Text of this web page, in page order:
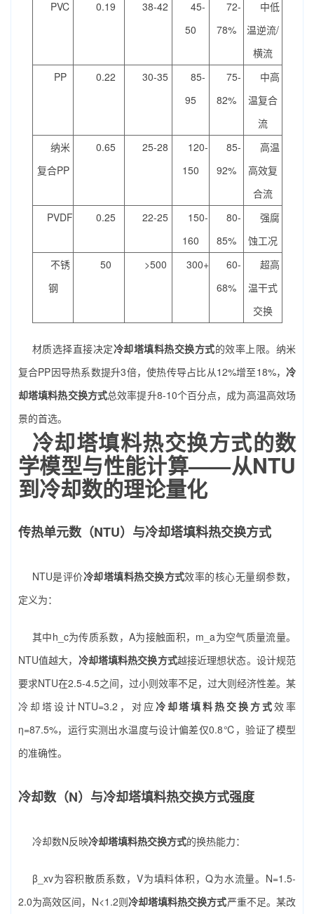
PVC 0.19 38-42
45-
50
72-
78%
中低
温逆流/
横流
PP
0.22 30-35
85-
95
75-
82%
中高
温复合
流
纳米
复合PP
0.65 25-28
120-
150
85-
92%
高温
高效复
合流
PVDF
0.25 22-25
150-
160
80-
85%
强腐
蚀工况
不锈
钢
50 >500 300+
60-
68%
超高
温干式
交换
材质选择直接决定冷却塔填料热交换方式的效率上限。纳米
复合PP因导热系数提升3倍，使热传导占比从12%增至18%， 冷
却塔填料热交换方式总效率提升8-10个百分点，成为高温高效场
景的首选。
冷却塔填料热交换方式的数
学模型与性能计算——从NTU
到冷却数的理论量化
传热单元数（NTU）与冷却塔填料热交换方式
NTU是评价冷却塔填料热交换方式效率的核心无量纲参数，
定义为：
其中h_c为传质系数，A为接触面积，m_a为空气质量流量。
NTU值越大， 冷却塔填料热交换方式越接近理想状态。设计规范
要求NTU在2.5-4.5之间，过小则效率不足，过大则经济性差。某
冷却塔设计NTU=3.2，对应冷却塔填料热交换方式效率
η=87.5%，运行实测出水温度与设计偏差仅0.8℃，验证了模型
的准确性。
冷却数（N）与冷却塔填料热交换方式强度
冷却数N反映冷却塔填料热交换方式的换热能力：
β_xv为容积散质系数，V为填料体积，Q为水流量。N=1.5-
2.0为高效区间，N<1.2则冷却塔填料热交换方式严重不足。某改